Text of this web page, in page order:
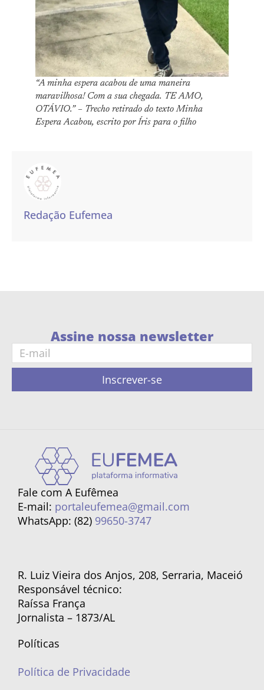
“A minha espera acabou de uma maneira
maravilhosa! Com a sua chegada. TE AMO,
OTÁVIO.” – Trecho retirado do texto Minha
Espera Acabou, escrito por Íris para o filho
Redação Eufemea
Assine nossa newsletter
Inscrever-se
Fale com A Eufêmea
E-mail: portaleufemea@gmail.com
WhatsApp: (82) 99650-3747
R. Luiz Vieira dos Anjos, 208, Serraria, Maceió
Responsável técnico:
Raíssa França
Jornalista – 1873/AL
Políticas
Política de Privacidade